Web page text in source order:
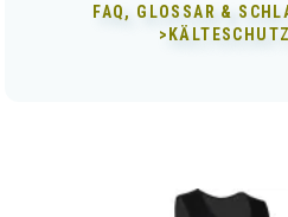
FAQ, GLOSSAR &